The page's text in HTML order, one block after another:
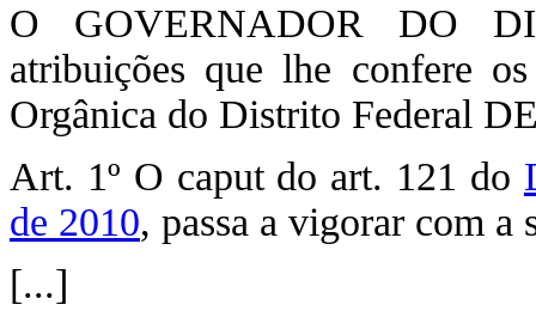
O GOVERNADOR DO
atribuições que lhe confere
Orgânica do Distrito Federal
Art. 1º O caput do art. 121 do
de 2010, passa a vigorar com a
[...]